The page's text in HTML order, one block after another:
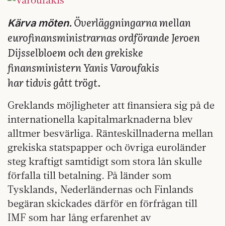
Kärva möten. Överläggningarna mellan
eurofinansministrarnas ordförande Jeroen
Dijsselbloem och den grekiske
finansministern Yanis Varoufakis
har tidvis gått trögt.
Greklands möjligheter att finansiera sig på de
internationella kapitalmarknaderna blev
alltmer besvärliga. Ränteskillnaderna mellan
grekiska statspapper och övriga euroländer
steg kraftigt samtidigt som stora lån skulle
förfalla till betalning. På länder som
Tysklands, Nederländernas och Finlands
begäran skickades därför en förfrågan till
IMF som har lång erfarenhet av